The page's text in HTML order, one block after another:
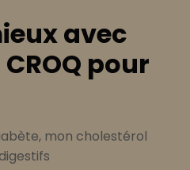
avec
pour
mon cholestérol